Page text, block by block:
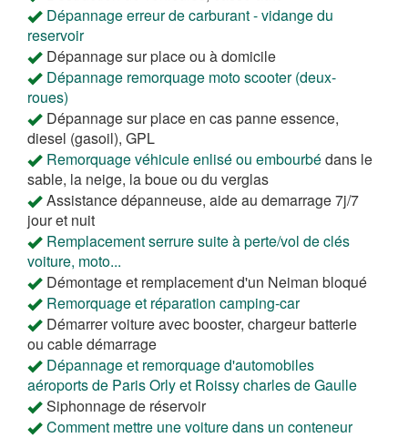
Dépannage erreur de carburant - vidange du
reservoir
Dépannage sur place ou à domicile
Dépannage remorquage moto scooter (deux-
roues)
Dépannage sur place en cas panne essence,
diesel (gasoil), GPL
Remorquage véhicule enlisé ou embourbédans le
sable, la neige, la boue ou du verglas
Assistance dépanneuse, aide au demarrage 7j/7
jour et nuit
Remplacement serrure suite à perte/vol de clés
voiture, moto...
Démontage et remplacement d'un Neiman bloqué
Remorquage et réparation camping-car
Démarrer voiture avec booster, chargeur batterie
ou cable démarrage
Dépannage et remorquage d'automobiles
aéroports de Paris Orly et Roissy charles de Gaulle
Siphonnage de réservoir
Comment mettre une voiture dans un conteneur